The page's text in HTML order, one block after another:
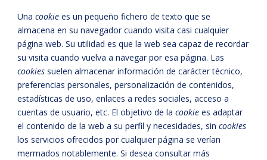
Una cookie es un pequeño fichero de texto que se
almacena en su navegador cuando visita casi cualquier
página web. Su utilidad es que la web sea capaz de recordar
su visita cuando vuelva a navegar por esa página. Las
cookies suelen almacenar información de carácter técnico,
preferencias personales, personalización de contenidos,
estadísticas de uso, enlaces a redes sociales, acceso a
cuentas de usuario, etc. El objetivo de la cookie es adaptar
el contenido de la web a su perfil y necesidades, sin cookies
los servicios ofrecidos por cualquier página se verían
mermados notablemente. Si desea consultar más